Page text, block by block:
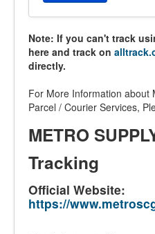
Note: If you can't track
here and track on
directly.
For More Information about
Parcel / Courier Services,
METRO
Tracking
Official Website:
https://